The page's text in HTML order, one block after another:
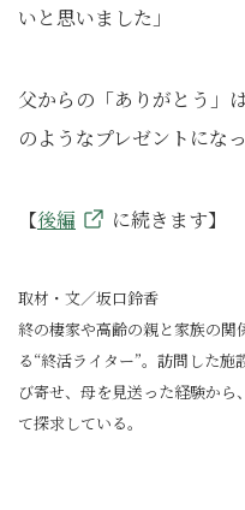
いと思いました」
父からの「ありがとう」
のようなプレゼントになっ
【後編 に続きます】
取材・文／坂口鈴香
終の棲家や高齢の親と家族の
る“終活ライター”。訪問した
び寄せ、母を見送った経験か
て探求している。